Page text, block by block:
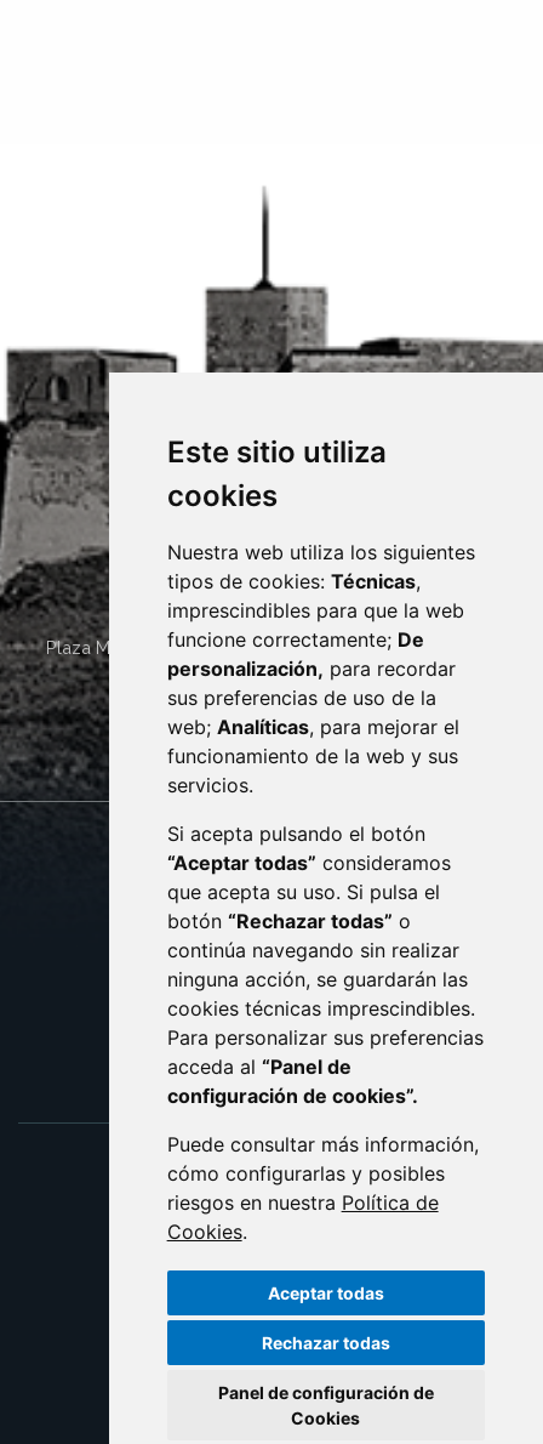
Este sitio utiliza
cookies
Nuestra web utiliza los siguientes
tipos de cookies: Técnicas,
imprescindibles para que la web
funcione correctamente; De
personalización, para recordar
sus preferencias de uso de la
web; Analíticas, para mejorar el
funcionamiento de la web y sus
servicios.
Si acepta pulsando el botón
“Aceptar todas” consideramos
que acepta su uso. Si pulsa el
botón “Rechazar todas” o
continúa navegando sin realizar
ninguna acción, se guardarán las
cookies técnicas imprescindibles.
Para personalizar sus preferencias
acceda al “Panel de
configuración de cookies”.
Puede consultar más información,
cómo configurarlas y posibles
riesgos en nuestra Política de
Cookies.
Aceptar todas
Rechazar todas
Panel de configuración de
Cookies
Plaza Mayor 4 22400 MONZÓN - ARAGÓN (ESPAÑA)
· (34) 974 400 700 ·
sac@monzon.es
monzon.es
CONTACTO
AVISO LEGAL
PROTECCIÓN DE DATOS
POLÍTICA DE COOKIES
ACCESIBILIDAD
ENLACE EXTERNO AL